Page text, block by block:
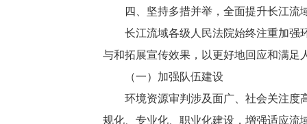
四、坚持多措并举，全面提升长江流
长江流域各级人民法院始终注重加强环
与和拓展宣传效果，以更好地回应和满足
（一）加强队伍建设
环境资源审判涉及面广、社会关注度高
规化、专业化、职业化建设，增强适应流